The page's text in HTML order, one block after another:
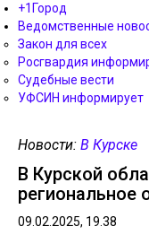
+1Город
Ведомственные
Закон для всех
Росгвардия
Судебные вести
УФСИН информирует
Новости: В Курске
В Курской
региональное
09.02.2025, 19.38